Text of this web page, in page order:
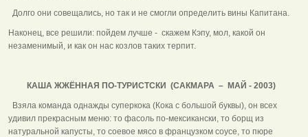
Долго они совещались, но так и не смогли определить вины Капитана.
Наконец, все решили: пойдем лучше - скажем Кэпу, мол, какой он
незаменимый, и как он нас козлов таких терпит.
КАША ЖЖЁННАЯ ПО-ТУРИСТСКИ (САКМАРА – МАЙ - 2003)
Взяла команда однажды суперкока (Кока с большой буквы), он всех
удивил прекрасным меню: то фасоль по-мексикански, то борщ из
натуральной капусты, то соевое мясо в французком соусе, то пюре